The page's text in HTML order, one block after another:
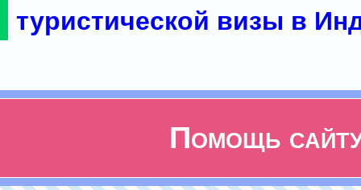
туристической визы в
Помощь